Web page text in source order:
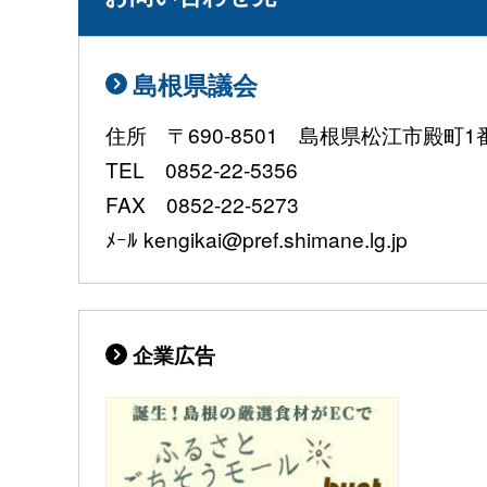
島根県議会
住所 〒690-8501 島根県松江市殿町1
TEL 0852-22-5356
FAX 0852-22-5273
ﾒｰﾙ kengikai@pref.shimane.lg.jp
企業広告